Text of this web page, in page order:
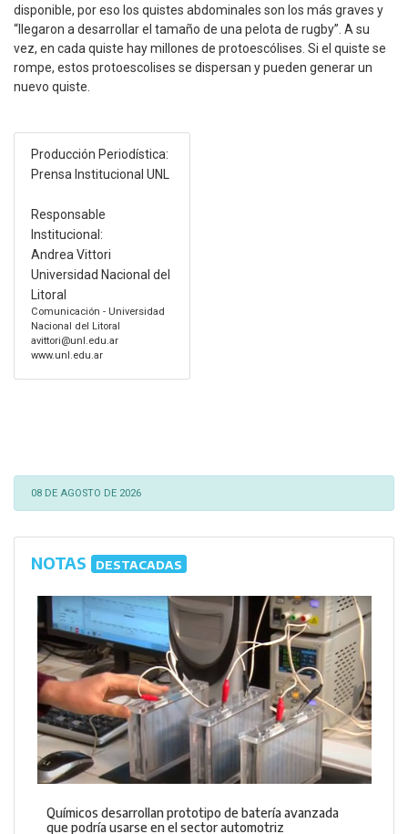
disponible, por eso los quistes abdominales son los más graves y
“llegaron a desarrollar el tamaño de una pelota de rugby”. A su
vez, en cada quiste hay millones de protoescólises. Si el quiste se
rompe, estos protoescolises se dispersan y pueden generar un
nuevo quiste.
Producción Periodística:
Prensa Institucional UNL
Responsable
Institucional:
Andrea Vittori
Universidad Nacional del
Litoral
Comunicación - Universidad
Nacional del Litoral
avittori@unl.edu.ar
www.unl.edu.ar
08 DE AGOSTO DE 2026
NOTAS DESTACADAS
Químicos desarrollan prototipo de batería avanzada
que podría usarse en el sector automotriz